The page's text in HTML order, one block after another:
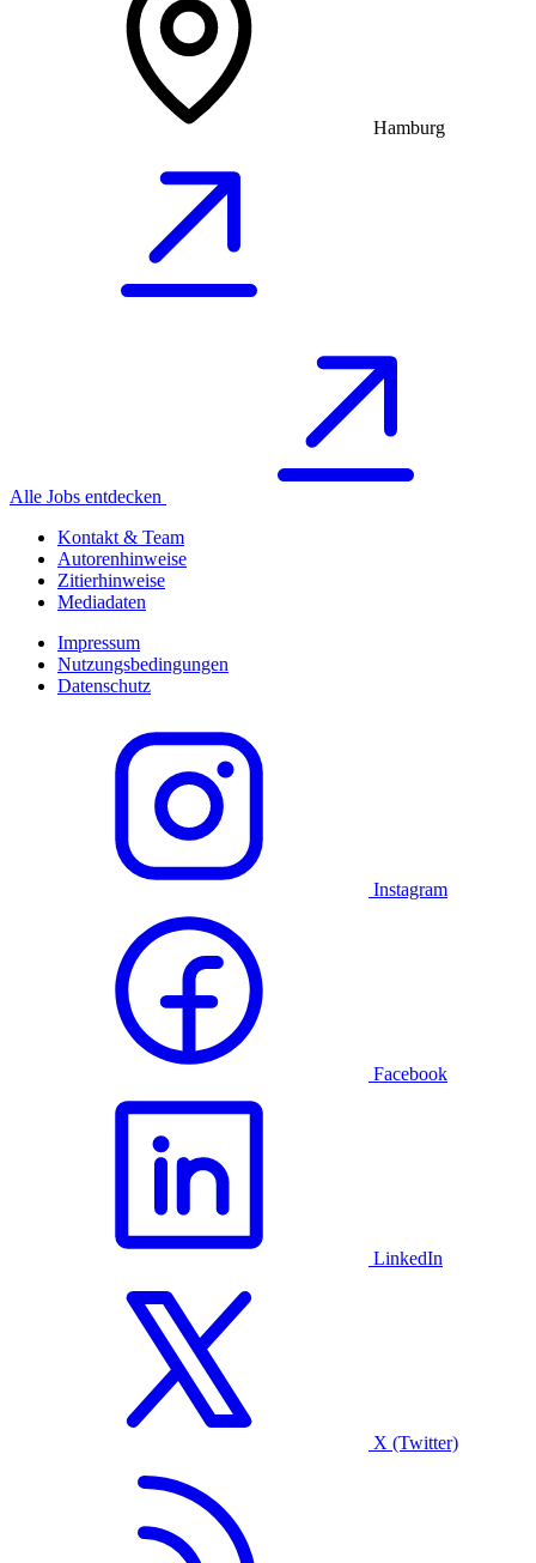
Hamburg
Alle Jobs entdecken
Kontakt & Team
Autorenhinweise
Zitierhinweise
Mediadaten
Impressum
Nutzungsbedingungen
Datenschutz
Instagram
Facebook
LinkedIn
X (Twitter)